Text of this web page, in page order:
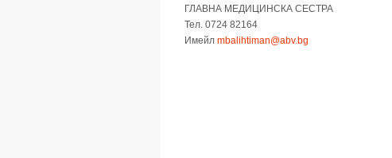
ГЛАВНА МЕДИЦИНСКА СЕСТРА
Тел. 0724 82164
Имейл mbalihtiman@abv.bg